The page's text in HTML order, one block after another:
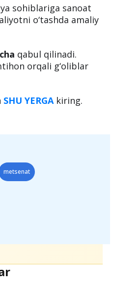
sohiblariga sanoat
o‘tashda amaliy
qabul qilinadi.
orqali g‘oliblar
SHU YERGAkiring.
metsenat